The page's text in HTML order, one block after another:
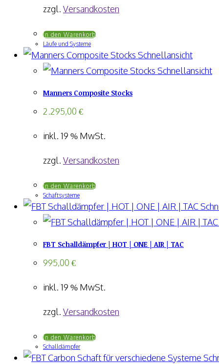
können
Produktseite
gewählt
zzgl. Versandkosten
In den Warenkorb
Läufe und Systeme
Schnellansicht
Schnellansicht
Manners Composite Stocks
2.295,00 €
inkl. 19 % MwSt.
zzgl. Versandkosten
In den Warenkorb
Schaftsysteme
FBT Schalldämpfer | HOT | ONE | AIR | TAC
995,00 €
inkl. 19 % MwSt.
zzgl. Versandkosten
In den Warenkorb
Schalldämpfer